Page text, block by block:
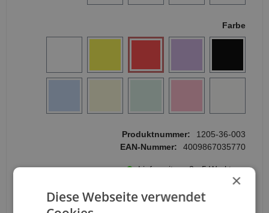
Produktnummer:
1205-36-003
EAN-Nummer:
4009867035770
Lieferzeit ca. 3 - 5 Werktage
Der Klassiker der Gummihosen von Suprima. Der Suprima
PVC-Slip 1205 in Schlupfform aus 100% Weichfolie ist in
Farbe
×
Diese Webseite verwendet